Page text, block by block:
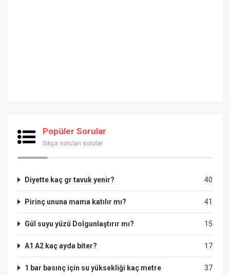
Popüler Sorular
Sıkça sorulan sorular
40
Diyette kaç gr tavuk yenir?
41
Pirinç ununa mama katılır mı?
15
Gül suyu yüzü Dolgunlaştırır mı?
17
A1 A2 kaç ayda biter?
37
1 bar basınç için su yüksekliği kaç metre